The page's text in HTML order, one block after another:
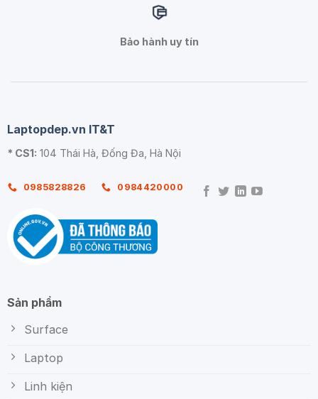
Bảo hành uy tín
Laptopdep.vn IT&T
* CS1: 104 Thái Hà, Đống Đa, Hà Nội
0985828826 0984420000
Sản phẩm
Surface
Laptop
Linh kiện